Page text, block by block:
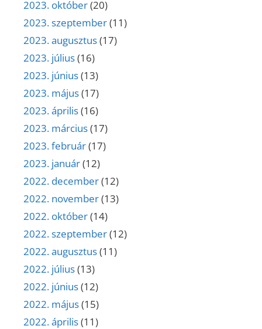
2023. október(20)
2023. szeptember(11)
2023. augusztus(17)
2023. július(16)
2023. június(13)
2023. május(17)
2023. április(16)
2023. március(17)
2023. február(17)
2023. január(12)
2022. december(12)
2022. november(13)
2022. október(14)
2022. szeptember(12)
2022. augusztus(11)
2022. július(13)
2022. június(12)
2022. május(15)
2022. április(11)